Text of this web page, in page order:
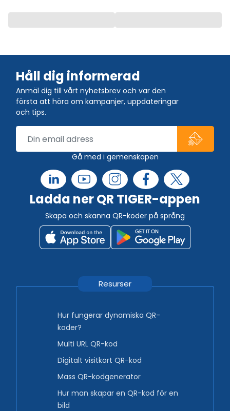
Håll dig informerad
Anmäl dig till vårt nyhetsbrev och var den
första att höra om kampanjer, uppdateringar
och tips.
Gå med i gemenskapen
Ladda ner QR TIGER-appen
Skapa och skanna QR-koder på språng
Resurser
Hur fungerar dynamiska QR-
koder?
Multi URL QR-kod
Digitalt visitkort QR-kod
Mass QR-kodgenerator
Hur man skapar en QR-kod för en
bild